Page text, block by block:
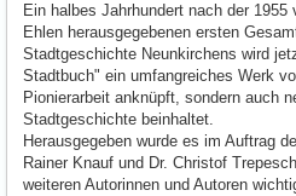
Ein halbes Jahrhundert nach der
Ehlen herausgegebenen ersten
Stadtgeschichte Neunkirchens wird
Stadtbuch" ein umfangreiches Werk
Pionierarbeit anknüpft, sondern auch
Stadtgeschichte beinhaltet.
Herausgegeben wurde es im Auftrag
Rainer Knauf und Dr. Christof
weiteren Autorinnen und Autoren